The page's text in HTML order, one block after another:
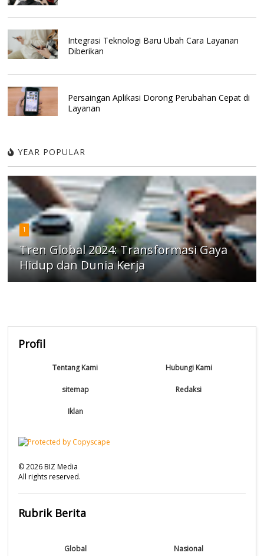
Integrasi Teknologi Baru Ubah Cara Layanan
Diberikan
Persaingan Aplikasi Dorong Perubahan Cepat di
Layanan
YEAR POPULAR
1
Tren Global 2024: Transformasi Gaya
Hidup dan Dunia Kerja
Profil
Tentang Kami Hubungi Kami
sitemap Redaksi
Iklan
©2026BIZ Media
All rights reserved.
Rubrik Berita
Global Nasional